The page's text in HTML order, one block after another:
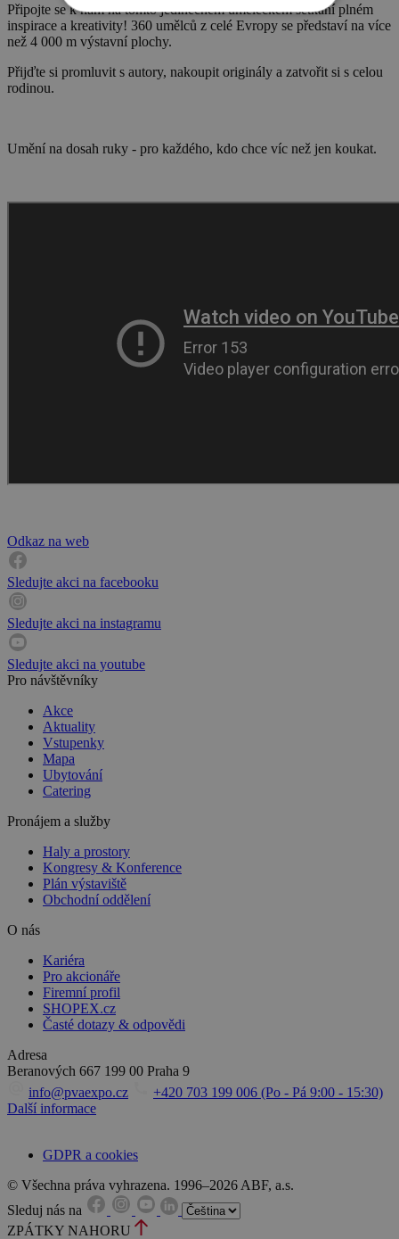
Připojte se k nám na tomto jedinečném uměleckém setkání plném
inspirace a kreativity! 360 umělců z celé Evropy se představí na více
než 4 000 m výstavní plochy.
Přijďte si promluvit s autory, nakoupit originály a zatvořit si s celou
rodinou.
Umění na dosah ruky - pro každého, kdo chce víc než jen koukat.
Odkaz na web
Sledujte akci na facebooku
Sledujte akci na instagramu
Sledujte akci na youtube
Pro návštěvníky
Akce
Aktuality
Vstupenky
Mapa
Ubytování
Catering
Pronájem a služby
Haly a prostory
Kongresy & Konference
Plán výstaviště
Obchodní oddělení
O nás
Kariéra
Pro akcionáře
Firemní profil
SHOPEX.cz
Časté dotazy & odpovědi
Adresa
Beranových 667 199 00 Praha 9
info@pvaexpo.cz
+420 703 199 006 (Po - Pá 9:00 - 15:30)
Další informace
GDPR a cookies
© Všechna práva vyhrazena. 1996–2026 ABF, a.s.
Sleduj nás na
ZPÁTKY NAHORU